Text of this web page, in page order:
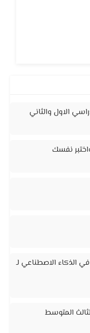
الاول والثاني
نفسك
الذكاء الاصطناعي لـ
المتوسط